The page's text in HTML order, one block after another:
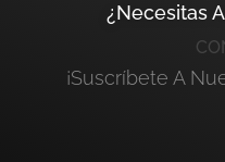
¿Necesitas
¡Suscríbete A